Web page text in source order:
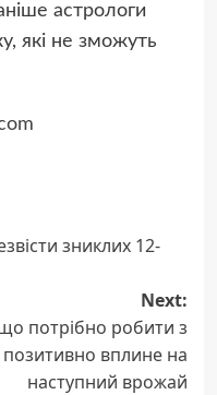
астрологи
які не зможуть
зниклих 12-
Next:
потрібно робити з
вплине на
наступний врожай